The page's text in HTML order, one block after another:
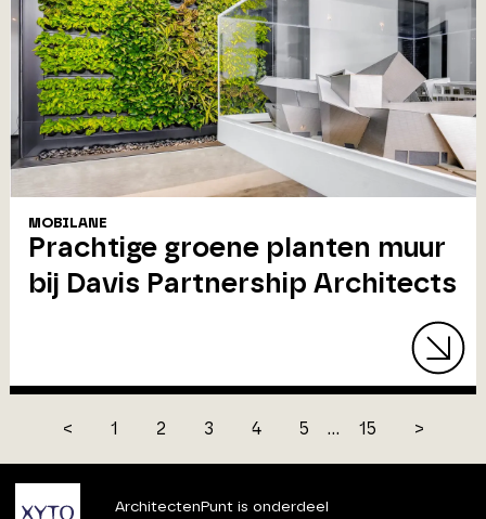
MOBILANE
Prachtige groene planten muur
bij Davis Partnership Architects
< 1 2 3 4 5 ... 15 >
ArchitectenPunt is onderdeel